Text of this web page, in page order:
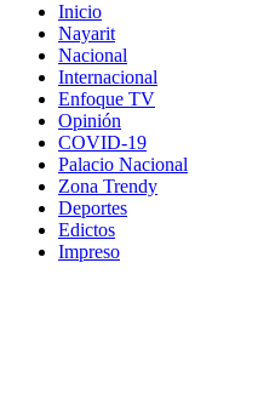
Inicio
Nayarit
Nacional
Internacional
Enfoque TV
Opinión
COVID-19
Palacio Nacional
Zona Trendy
Deportes
Edictos
Impreso